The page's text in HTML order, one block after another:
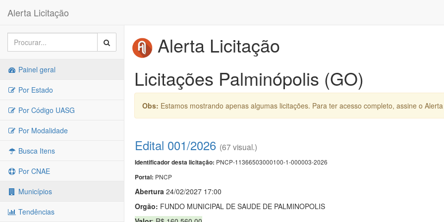
Alerta Licitação
Painel geral
Por Estado
Por Código UASG
Por Modalidade
Busca Itens
Por CNAE
Municípios
Tendências
Alerta Licitação
Licitações Palminópolis (GO)
Obs: Estamos mostrando apenas algumas licitações. Para ter acesso completo, assine o
Edital 001/2026 (67 visual.)
Identificador desta licitação: PNCP-11366503000100-1-000003-2026
Portal: PNCP
Abertura 24/02/2027 17:00
Orgão: FUNDO MUNICIPAL DE SAUDE DE PALMINOPOLIS